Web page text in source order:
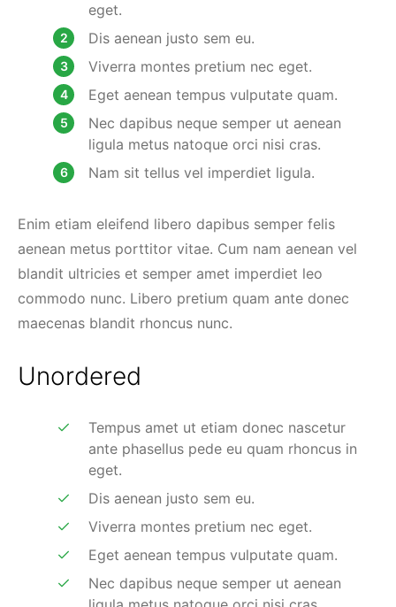
eget.
Dis aenean justo sem eu.
Viverra montes pretium nec eget.
Eget aenean tempus vulputate quam.
Nec dapibus neque semper ut aenean
ligula metus natoque orci nisi cras.
Nam sit tellus vel imperdiet ligula.
Enim etiam eleifend libero dapibus semper felis
aenean metus porttitor vitae. Cum nam aenean vel
blandit ultricies et semper amet imperdiet leo
commodo nunc. Libero pretium quam ante donec
maecenas blandit rhoncus nunc.
Unordered
Tempus amet ut etiam donec nascetur
ante phasellus pede eu quam rhoncus in
eget.
Dis aenean justo sem eu.
Viverra montes pretium nec eget.
Eget aenean tempus vulputate quam.
Nec dapibus neque semper ut aenean